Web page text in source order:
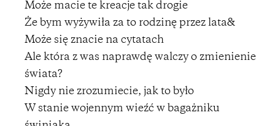
Może macie te kreacje tak drogie
Że bym wyżywiła za to rodzinę przez lata&
Może się znacie na cytatach
Ale która z was naprawdę walczy o zmienienie
świata?
Nigdy nie zrozumiecie, jak to było
W stanie wojennym wieźć w bagażniku